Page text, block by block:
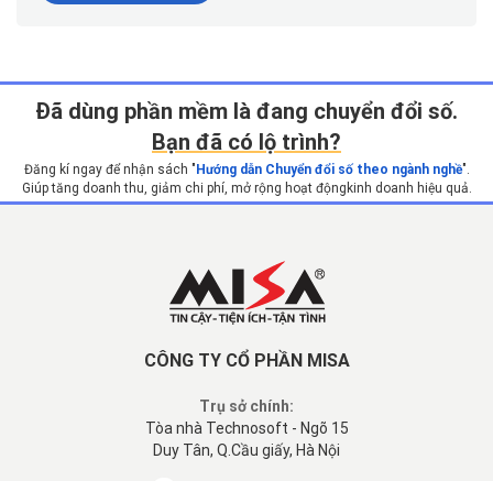
Ðã dùng phần mềm là đang chuyển đổi số.
Bạn đã có lộ trình?
Đăng kí ngay để nhận sách " Hướng dẫn Chuyển đổi số theo ngành nghề".
Giúp tăng doanh thu, giảm chi phí, mở rộng hoạt động kinh doanh hiệu quả.
CÔNG TY CỔ PHẦN MISA
Trụ sở chính:
Tòa nhà Technosoft - Ngõ 15
Duy Tân, Q.Cầu giấy, Hà Nội